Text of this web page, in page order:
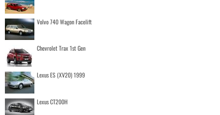
Volvo 740 Wagon Facelift
Chevrolet Trax 1st Gen
Lexus ES (XV20) 1999
Lexus CT200H